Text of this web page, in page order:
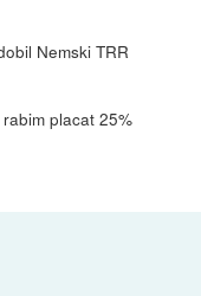
Nemski TRR
placat 25%